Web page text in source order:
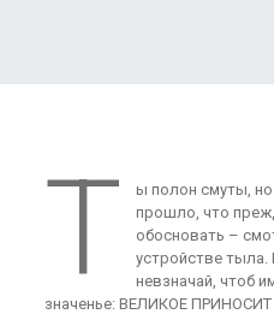
Т
ы полон смуты, но
прошло, что
обосновать –
устройстве тыла.
невзначай, чтоб
значенье: ВЕЛИКОЕ